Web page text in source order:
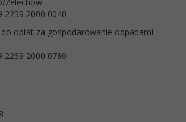
2239 2000 0040
opłat za gospodarowanie odpadami
2239 2000 0780